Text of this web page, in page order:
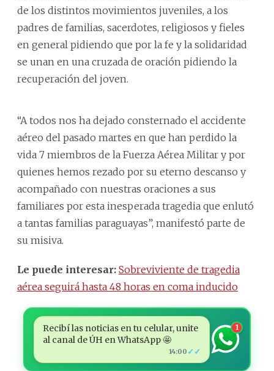
de los distintos movimientos juveniles, a los
padres de familias, sacerdotes, religiosos y fieles
en general pidiendo que por la fe y la solidaridad
se unan en una cruzada de oración pidiendo la
recuperación del joven.
“A todos nos ha dejado consternado el accidente
aéreo del pasado martes en que han perdido la
vida 7 miembros de la Fuerza Aérea Militar y por
quienes hemos rezado por su eterno descanso y
acompañado con nuestras oraciones a sus
familiares por esta inesperada tragedia que enlutó
a tantas familias paraguayas”, manifestó parte de
su misiva.
Le puede interesar: Sobreviviente de tragedia
aérea seguirá hasta 48 horas en coma inducido
Recibí las noticias en tu celular, unite
al canal de ÚH en WhatsApp 🤩
14:00 ✓✓
1